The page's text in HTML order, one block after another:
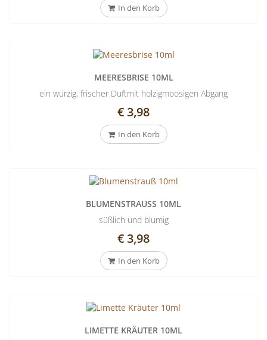
In den Korb
MEERESBRISE 10ML
ein würzig, frischer Duftmit holzigmoosigen Abgang
€ 3,98
In den Korb
BLUMENSTRAUSS 10ML
süßlich und blumig
€ 3,98
In den Korb
LIMETTE KRÄUTER 10ML